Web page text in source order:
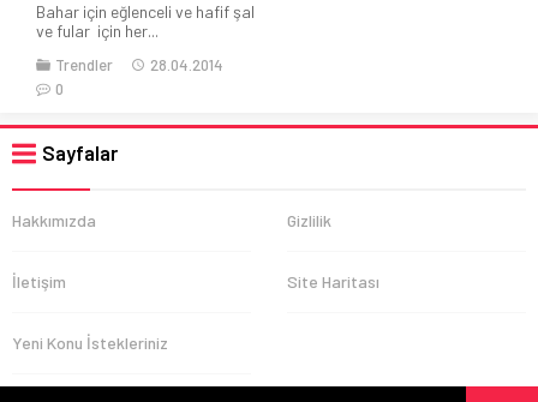
Bahar için eğlenceli ve hafif şal
ve fular için her...
Trendler
28.04.2014
0
Sayfalar
Hakkımızda Gizlilik
İletişim Site Haritası
Yeni Konu İstekleriniz